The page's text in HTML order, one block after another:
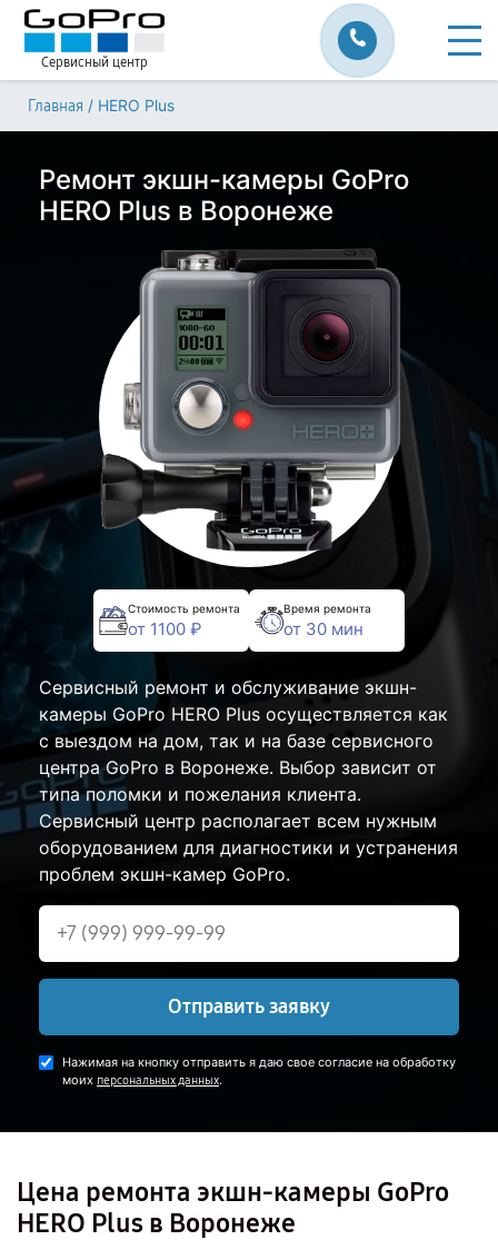
Сервисный центр
Главная / HERO Plus
Ремонт экшн-камеры GoPro
HERO Plus в Воронеже
Стоимость ремонта
от 1100 ₽
Время ремонта
от 30 мин
Сервисный ремонт и обслуживание экшн-
камеры GoPro HERO Plus осуществляется как
с выездом на дом, так и на базе сервисного
центра GoPro в Воронеже. Выбор зависит от
типа поломки и пожелания клиента.
Сервисный центр располагает всем нужным
оборудованием для диагностики и устранения
проблем экшн-камер GoPro.
Отправить заявку
Нажимая на кнопку отправить я даю свое согласие на обработку
моих персональных данных.
Цена ремонта экшн-камеры GoPro
HERO Plus в Воронеже